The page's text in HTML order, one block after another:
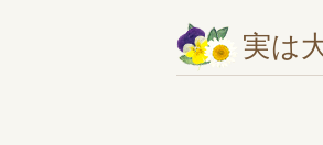
実は